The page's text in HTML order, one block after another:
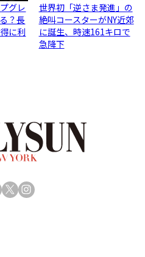
グレ
？長
に利
世界初「逆さま発進」の
絶叫コースターがNY近郊
に誕生、時速161キロで
急降下
X Instagram